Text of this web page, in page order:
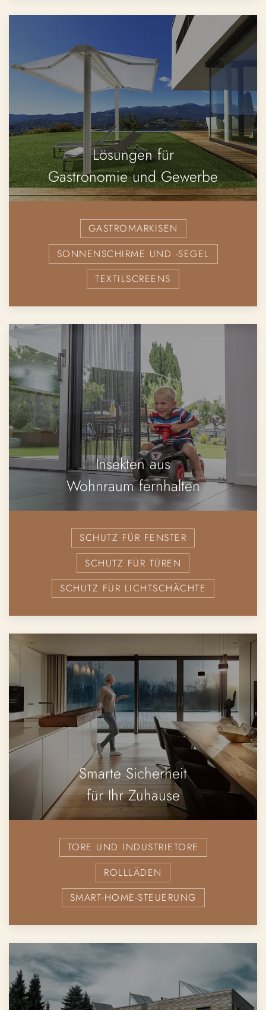
Lösungen für
Gastronomie und Gewerbe
GASTROMARKISEN
SONNENSCHIRME UND -SEGEL
TEXTILSCREENS
Insekten aus
Wohnraum fernhalten
SCHUTZ FÜR FENSTER
SCHUTZ FÜR TÜREN
SCHUTZ FÜR LICHTSCHÄCHTE
Smarte Sicherheit
für Ihr Zuhause
TORE UND INDUSTRIETORE
ROLLLÄDEN
SMART-HOME-STEUERUNG